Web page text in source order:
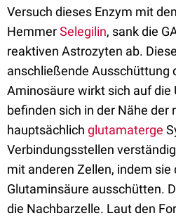
Versuch dieses Enzym mit
HemmerSelegilin, sank die
reaktiven Astrozyten ab.
anschließende Ausschüttung
Aminosäure wirkt sich auf die
befinden sich in der Nähe der
hauptsächlich glutamaterge
Verbindungsstellen
mit anderen Zellen, indem
Glutaminsäure ausschütten.
die Nachbarzelle. Laut den